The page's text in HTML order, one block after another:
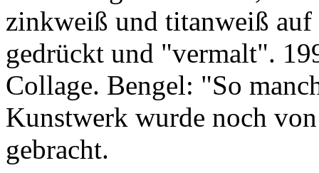
zinkweiß und titanweiß
gedrückt und "vermalt".
Collage. Bengel: "So
Kunstwerk wurde noch
gebracht.